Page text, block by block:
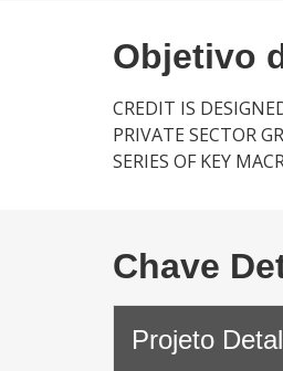
Objetivo
CREDIT IS
PRIVATE SECTOR
SERIES OF KEY
Chave
Projeto